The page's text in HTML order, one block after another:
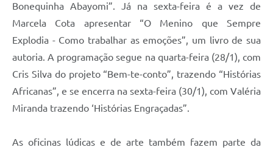
Bonequinha Abayomi”. Já na sexta-feira é a vez de
Marcela Cota apresentar “O Menino que Sempre
Explodia - Como trabalhar as emoções”, um livro de sua
autoria. A programação segue na quarta-feira (28/1), com
Cris Silva do projeto “Bem-te-conto”, trazendo “Histórias
Africanas”, e se encerra na sexta-feira (30/1), com Valéria
Miranda trazendo ‘Histórias Engraçadas”.
As oficinas lúdicas e de arte também fazem parte da